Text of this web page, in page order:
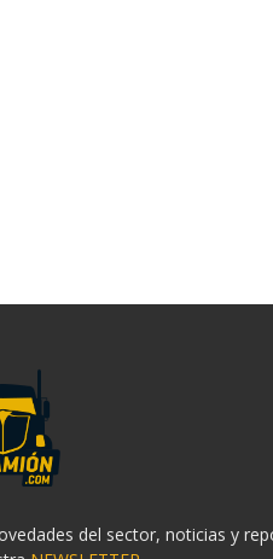
del sector, noticias y